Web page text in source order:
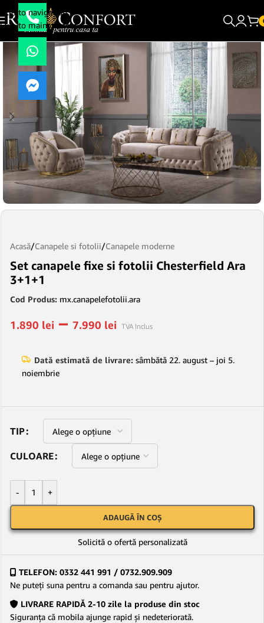
Skip to navigation
Skip to main content
Acasă/Canapele si fotolii/Canapele moderne
Set canapele fixe si fotolii Chesterfield Ara
3+1+1
Cod Produs: mx.canapelefotolii.ara
1.890 lei – 7.990 lei TVA Inclus
Dată estimată de livrare: sâmbătă 22. august – joi 5.
noiembrie
TIP
CULOARE
- +
ADAUGĂ ÎN COȘ
Solicită o ofertă personalizată
TELEFON: 0332 441 991 / 0732.909.909
Ne puteţi suna pentru a comanda sau pentru ajutor.
LIVRARE RAPIDĂ 2-10 zile la produse din stoc
Siguranţa că mobila ajunge rapid şi nedeteriorată.